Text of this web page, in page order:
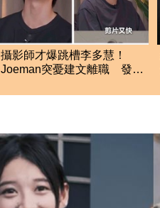
攝影師才爆跳槽李多慧！
Joeman突憂建文離職 發聲